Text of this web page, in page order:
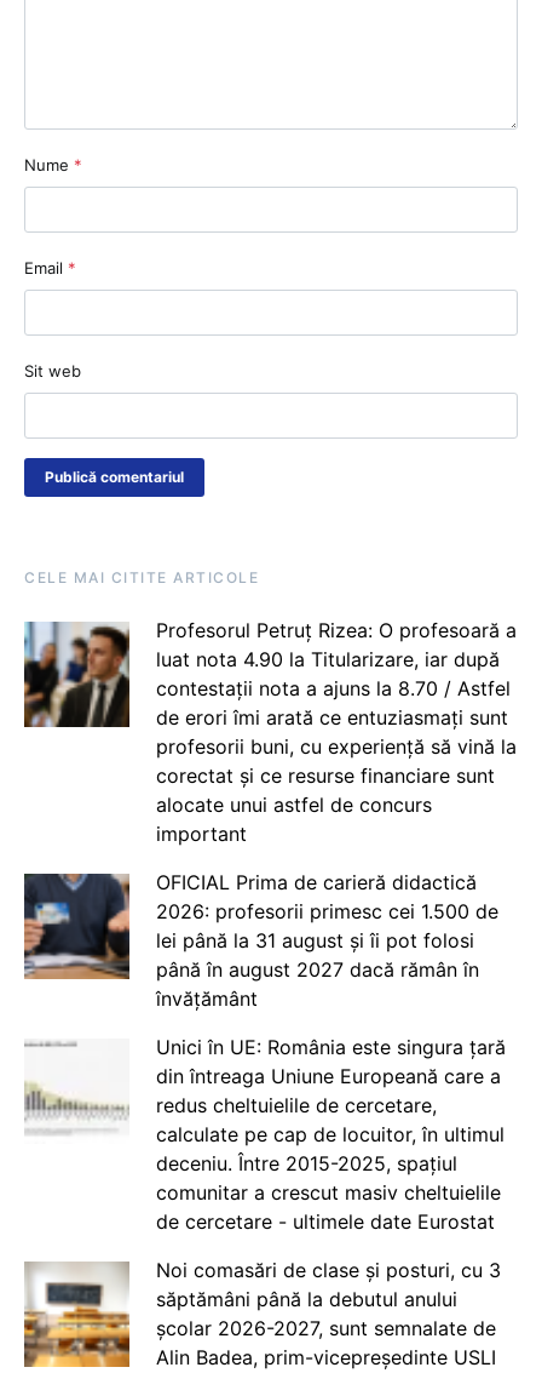
Nume *
Email *
Sit web
CELE MAI CITITE ARTICOLE
Profesorul Petruț Rizea: O profesoară a
luat nota 4.90 la Titularizare, iar după
contestații nota a ajuns la 8.70 / Astfel
de erori îmi arată ce entuziasmați sunt
profesorii buni, cu experiență să vină la
corectat și ce resurse financiare sunt
alocate unui astfel de concurs
important
OFICIAL Prima de carieră didactică
2026: profesorii primesc cei 1.500 de
lei până la 31 august și îi pot folosi
până în august 2027 dacă rămân în
învățământ
Unici în UE: România este singura țară
din întreaga Uniune Europeană care a
redus cheltuielile de cercetare,
calculate pe cap de locuitor, în ultimul
deceniu. Între 2015-2025, spațiul
comunitar a crescut masiv cheltuielile
de cercetare - ultimele date Eurostat
Noi comasări de clase și posturi, cu 3
săptămâni până la debutul anului
școlar 2026-2027, sunt semnalate de
Alin Badea, prim-vicepreședinte USLI